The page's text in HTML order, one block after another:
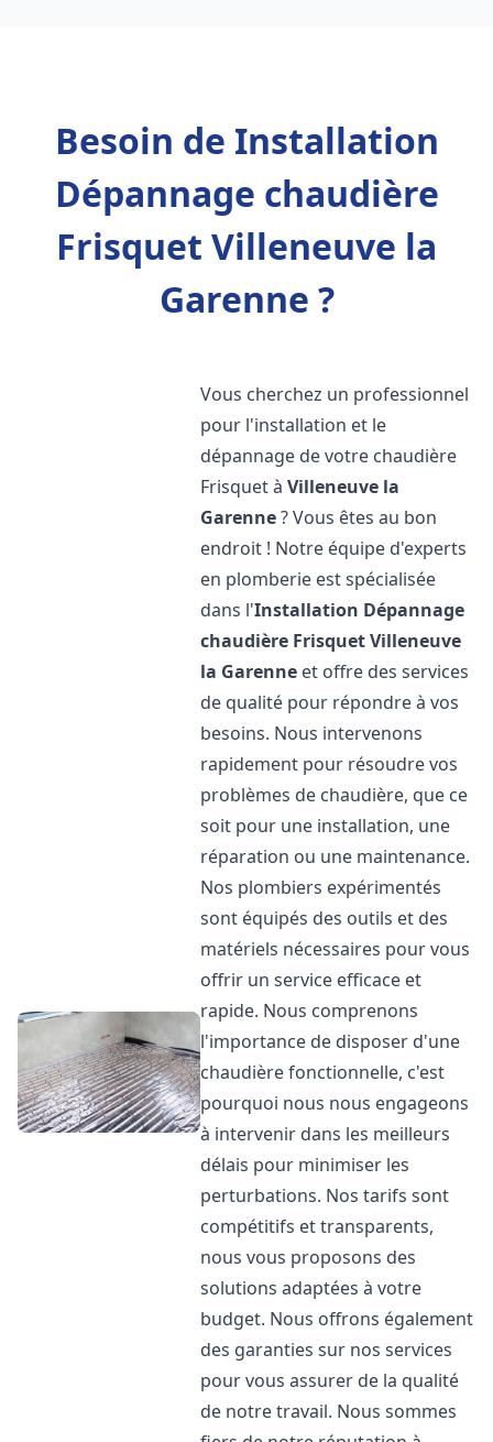
Besoin de Installation
Dépannage chaudière
Frisquet Villeneuve la
Garenne ?
Vous cherchez un professionnel
pour l'installation et le
dépannage de votre chaudière
Frisquet àVilleneuve la
Garenne? Vous êtes au bon
endroit ! Notre équipe d'experts
en plomberie est spécialisée
dans l'Installation Dépannage
chaudière FrisquetVilleneuve
la Garenne et offre des services
de qualité pour répondre à vos
besoins. Nous intervenons
rapidement pour résoudre vos
problèmes de chaudière, que ce
soit pour une installation, une
réparation ou une maintenance.
Nos plombiers expérimentés
sont équipés des outils et des
matériels nécessaires pour vous
offrir un service efficace et
rapide. Nous comprenons
l'importance de disposer d'une
chaudière fonctionnelle, c'est
pourquoi nous nous engageons
à intervenir dans les meilleurs
délais pour minimiser les
perturbations. Nos tarifs sont
compétitifs et transparents,
nous vous proposons des
solutions adaptées à votre
budget. Nous offrons également
des garanties sur nos services
pour vous assurer de la qualité
de notre travail. Nous sommes